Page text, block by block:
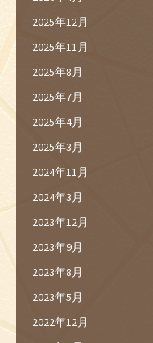
2025年12月
2025年11月
2025年8月
2025年7月
2025年4月
2025年3月
2024年11月
2024年3月
2023年12月
2023年9月
2023年8月
2023年5月
2022年12月